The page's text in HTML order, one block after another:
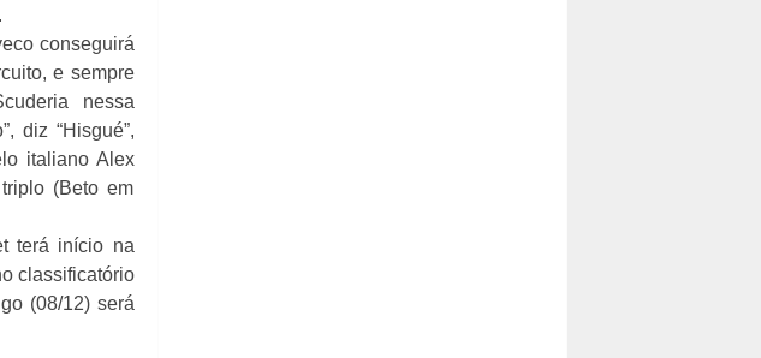
conseguirá
e sempre
nessa
diz “Hisgué”,
italiano Alex
(Beto em
terá início na
classificatório
(08/12) será